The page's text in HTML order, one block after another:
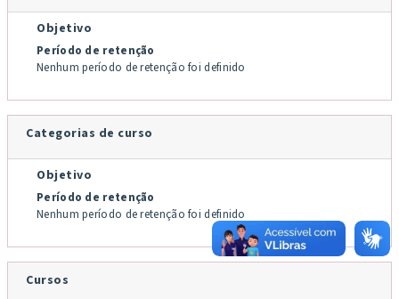
Objetivo
Período de retenção
Nenhum período de retenção foi definido
Categorias de curso
Objetivo
Período de retenção
Nenhum período de retenção foi definido
Cursos